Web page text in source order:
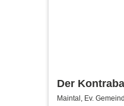
Der
Süskind
Maintal, Ev.